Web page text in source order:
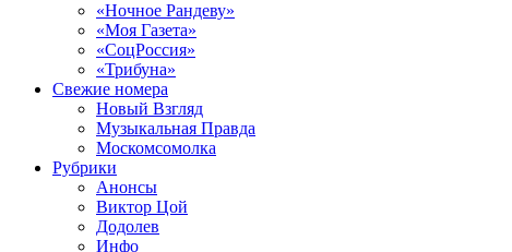
«Ночное Рандеву»
«Моя Газета»
«СоцРоссия»
«Трибуна»
Свежие номера
Новый Взгляд
Музыкальная Правда
Москомсомолка
Рубрики
Анонсы
Виктор Цой
Додолев
Инфо